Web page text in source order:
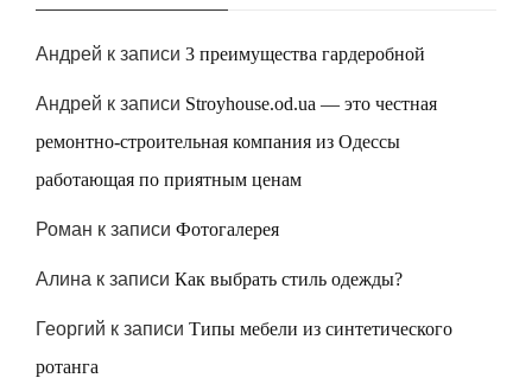
Андрей к записи 3 преимущества гардеробной
Андрей к записи Stroyhouse.od.ua — это честная
ремонтно-строительная компания из Одессы
работающая по приятным ценам
Роман к записи Фотогалерея
Алина к записи Как выбрать стиль одежды?
Георгий к записи Типы мебели из синтетического
ротанга